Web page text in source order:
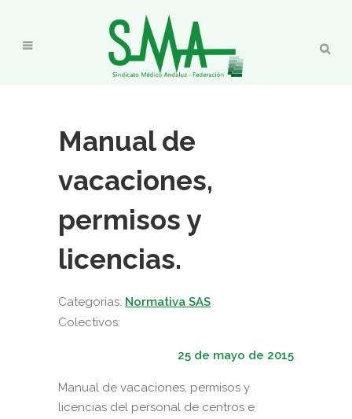
Manual de
vacaciones,
permisos y
licencias.
Categorias: Normativa SAS
Colectivos:
25 de mayo de 2015
Manual de vacaciones, permisos y
licencias del personal de centros e